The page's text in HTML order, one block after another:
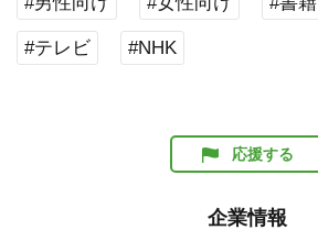
#テレビ #NHK
応援する
企業情報